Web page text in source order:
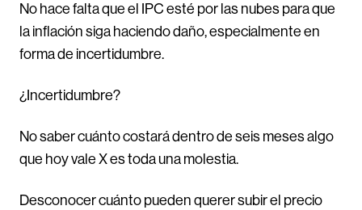
No hace falta que el IPC esté por las nubes para que
la inflación siga haciendo daño, especialmente en
forma de incertidumbre.
¿Incertidumbre?
No saber cuánto costará dentro de seis meses algo
que hoy vale X es toda una molestia.
Desconocer cuánto pueden querer subir el precio